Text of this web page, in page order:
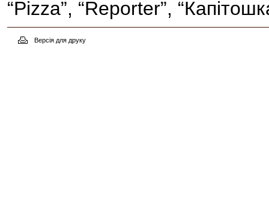
“Pizza”, “Reporter”,
Версія для друку